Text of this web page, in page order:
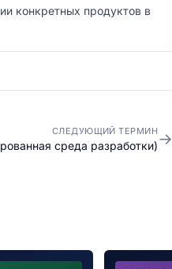
конкретных продуктов в
СЛЕДУЮЩИЙ ТЕРМИН
среда разработки)→